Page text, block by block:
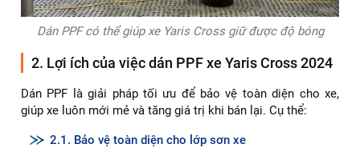
Dán PPF có thể giúp xe Yaris Cross giữ được độ bóng
2. Lợi ích của việc dán PPF xe Yaris Cross 2024
Dán PPF là giải pháp tối ưu để bảo vệ toàn diện cho xe,
giúp xe luôn mới mẻ và tăng giá trị khi bán lại. Cụ thể:
2.1. Bảo vệ toàn diện cho lớp sơn xe